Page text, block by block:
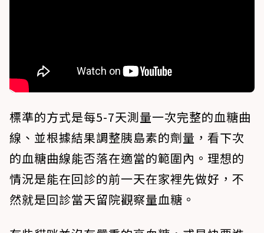
標準的方式是每5-7天測量一次完整的血糖曲
線、並根據結果調整胰島素的劑量，看下次
的血糖曲線能否落在適當的範圍內。理想的
情況是能在回診的前一天在家裡先做好，不
然就是回診當天留院觀察量血糖。